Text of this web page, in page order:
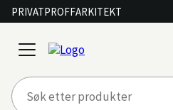
PRIVATPROFFARKITEKT
open
menu